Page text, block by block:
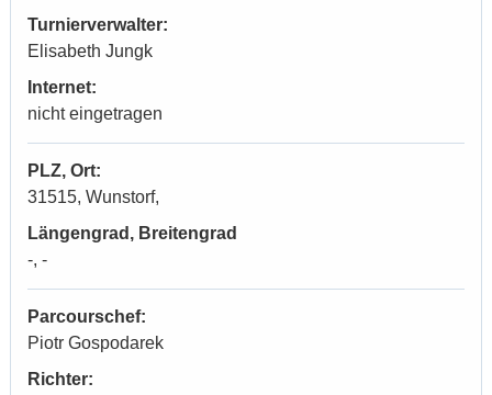
Turnierverwalter:
Elisabeth Jungk
Internet:
nicht eingetragen
PLZ, Ort:
31515, Wunstorf,
Längengrad, Breitengrad
-, -
Parcourschef:
Piotr Gospodarek
Richter: